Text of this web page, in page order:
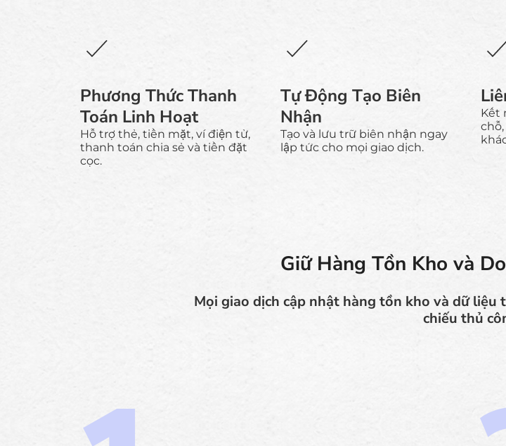
Phương Thức Thanh
Toán Linh Hoạt
Hỗ trợ thẻ, tiền mặt, ví điện tử,
thanh toán chia sẻ và tiền đặt
cọc.
Tự Động Tạo Biên
Nhận
Tạo và lưu trữ biên nhận ngay
lập tức cho mọi giao dịch.
Kết
Giữ Hàng Tồn Kho và
Mọi giao dịch cập nhật hàng tồn kho và dữ
chiếu thủ